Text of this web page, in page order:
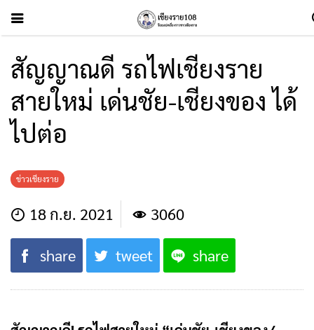
สัญญาณดี รถไฟเชียงราย
สายใหม่ เด่นชัย-เชียงของ ได้
ไปต่อ
ข่าวเชียงราย
18 ก.ย. 2021 3060
share tweet share